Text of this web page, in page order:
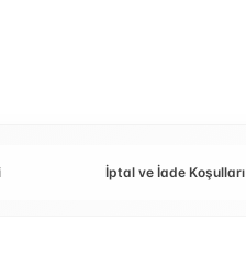
İptal ve İade Koşulları